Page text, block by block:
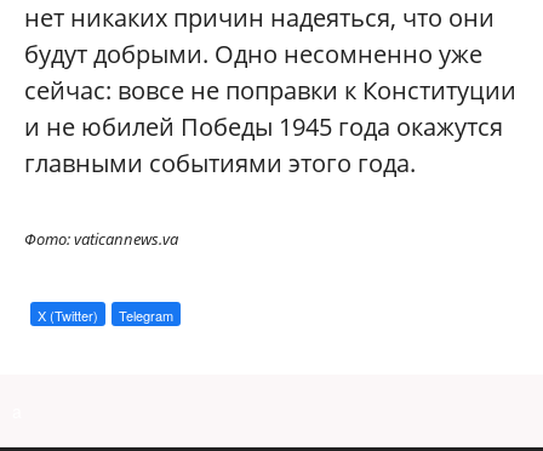
нет никаких причин надеяться, что они
будут добрыми. Одно несомненно уже
сейчас: вовсе не поправки к Конституции
и не юбилей Победы 1945 года окажутся
главными событиями этого года.
Фото: vaticannews.va
X (Twitter) Telegram